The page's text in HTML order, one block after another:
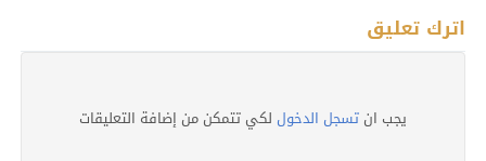
اترك تعليق
يجب ان تسجل الدخول لكي تتمكن من إضافة التعليقات